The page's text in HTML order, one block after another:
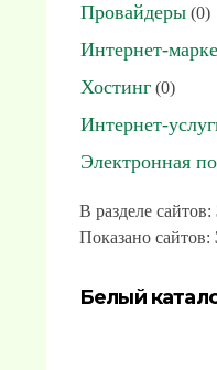
Провайдеры (0)
Интернет-
Хостинг (0)
Интернет-
Электронная
В разделе сайтов:
Показано сайтов:
Белый